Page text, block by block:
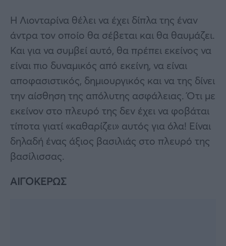
Η Λιονταρίνα θέλει να έχει δίπλα της έναν
άντρα τον οποίο θα σέβεται και θα θαυμάζει.
Και για να συμβεί αυτό, θα πρέπει εκείνος να
είναι πιο δυναμικός από εκείνη, να είναι
αποφασιστικός, δημιουργικός και να της δίνει
την αίσθηση της απόλυτης ασφάλειας. Ότι με
εκείνον στο πλευρό της δεν έχει να φοβάται
τίποτα γιατί «καθαρίζει» αυτός για όλα! Είναι
δηλαδή ένας άξιος βασιλιάς στο πλευρό της
βασίλισσας.
ΑΙΓΟΚΕΡΩΣ